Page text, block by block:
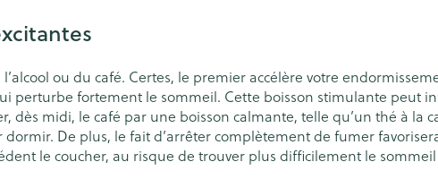
hommes
Soins du corps
Déodorants
Soins du visage
Pinceaux et ustensiles de
maquillage
Eye-liners
Mascaras
Solution injectable
Aiguilles
Aiguilles stylo
Sondes
Accessoires pour sondes
Baxters
Catheters
Infections
Poux Acné
ou du café. Certes, le premier accélère votre
perturbe fortement le sommeil. Cette boisson stimulante peut
dès midi, le café par une boisson calmante, telle qu’un thé à
dormir. De plus, le fait d’arrêter complètement de fumer
le coucher, au risque de trouver plus difficilement le